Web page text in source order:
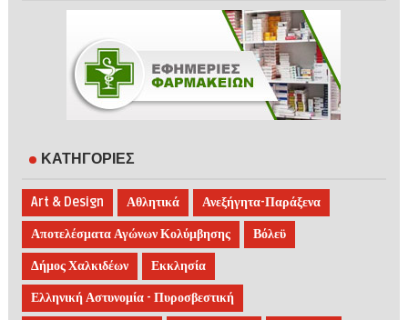
ΚΑΤΗΓΟΡΙΕΣ
Art & Design Αθλητικά Ανεξήγητα-Παράξενα
Αποτελέσματα Αγώνων Κολύμβησης Βόλεϋ
Δήμος Χαλκιδέων Εκκλησία
Ελληνική Αστυνομία - Πυροσβεστική